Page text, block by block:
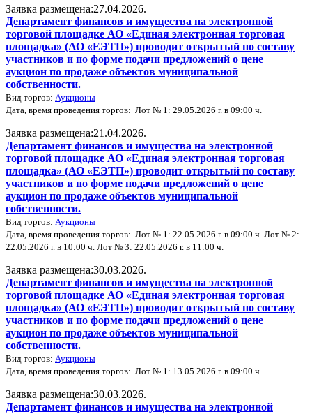
Заявка размещена:27.04.2026.
Департамент финансов и имущества на электронной
торговой площадке АО «Единая электронная торговая
площадка» (АО «ЕЭТП») проводит открытый по составу
участников и по форме подачи предложений о цене
аукцион по продаже объектов муниципальной
собственности.
Вид торгов: Аукционы
Дата, время проведения торгов: Лот № 1: 29.05.2026 г. в 09:00 ч.
Заявка размещена:21.04.2026.
Департамент финансов и имущества на электронной
торговой площадке АО «Единая электронная торговая
площадка» (АО «ЕЭТП») проводит открытый по составу
участников и по форме подачи предложений о цене
аукцион по продаже объектов муниципальной
собственности.
Вид торгов: Аукционы
Дата, время проведения торгов: Лот № 1: 22.05.2026 г. в 09:00 ч. Лот № 2:
22.05.2026 г. в 10:00 ч. Лот № 3: 22.05.2026 г. в 11:00 ч.
Заявка размещена:30.03.2026.
Департамент финансов и имущества на электронной
торговой площадке АО «Единая электронная торговая
площадка» (АО «ЕЭТП») проводит открытый по составу
участников и по форме подачи предложений о цене
аукцион по продаже объектов муниципальной
собственности.
Вид торгов: Аукционы
Дата, время проведения торгов: Лот № 1: 13.05.2026 г. в 09:00 ч.
Заявка размещена:30.03.2026.
Департамент финансов и имущества на электронной